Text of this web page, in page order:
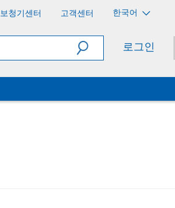
보청기센터 고객센터 한국어
로그인